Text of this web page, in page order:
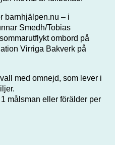
barnhjälpen.nu – i
Smedh/Tobias
ombord på
Virriga Bakverk på
med omnejd, som lever i
målsman eller förälder per